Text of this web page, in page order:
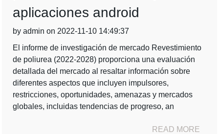
aplicaciones android
by admin on 2022-11-10 14:49:37
El informe de investigación de mercado Revestimiento
de poliurea (2022-2028) proporciona una evaluación
detallada del mercado al resaltar información sobre
diferentes aspectos que incluyen impulsores,
restricciones, oportunidades, amenazas y mercados
globales, incluidas tendencias de progreso, an
READ MORE